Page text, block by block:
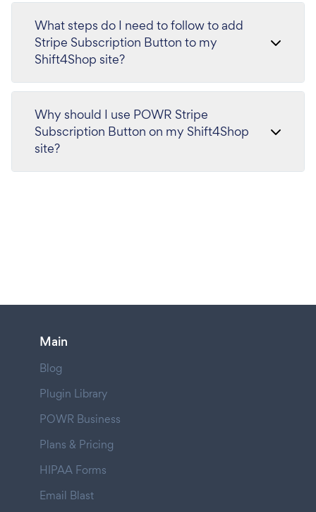
What steps do I need to follow to add
Stripe Subscription Button to my
Shift4Shop site?
Why should I use POWR Stripe
Subscription Button on my Shift4Shop
site?
Main
Blog
Plugin Library
POWR Business
Plans & Pricing
HIPAA Forms
Email Blast